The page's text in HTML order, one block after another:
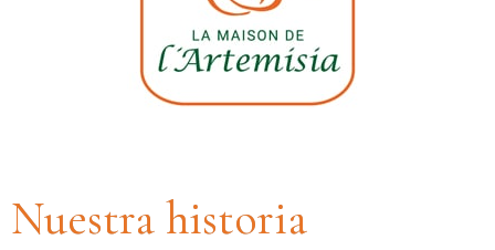
Nuestra historia